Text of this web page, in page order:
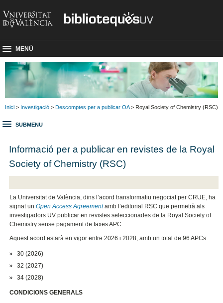
MENÚ
Inici > Investigació > Descomptes per a publicar OA> Royal Society of Chemistry (RSC)
SUBMENU
Informació per a publicar en revistes de la Royal
Society of Chemistry (RSC)
La Universitat de València, dins l’acord transformatiu negociat per CRUE, ha
signat unOpen Access Agreementamb l’editorial RSC que permetrà als
investigadors UV publicar en revistes seleccionades de la Royal Society of
Chemistry sense pagament de taxes APC.
Aquest acord estarà en vigor entre 2026 i 2028, amb un total de 96 APCs:
30 (2026)
32 (2027)
34 (2028)
CONDICIONS GENERALS